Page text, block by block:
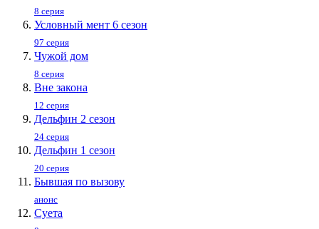
8 серия
Условный мент 6 сезон
97 серия
Чужой дом
8 серия
Вне закона
12 серия
Дельфин 2 сезон
24 серия
Дельфин 1 сезон
20 серия
Бывшая по вызову
анонс
Суета